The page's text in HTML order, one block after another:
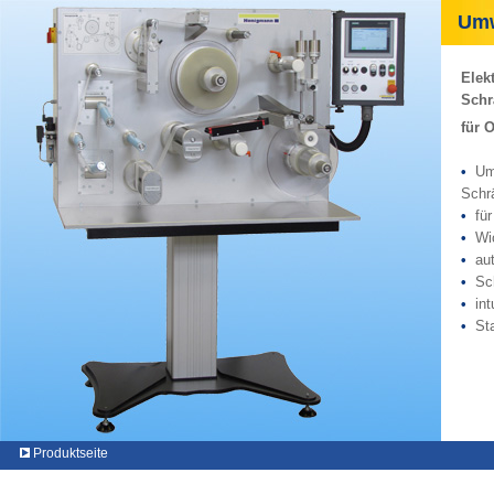
für
•
•
•
•
•
•
•
Produktseite